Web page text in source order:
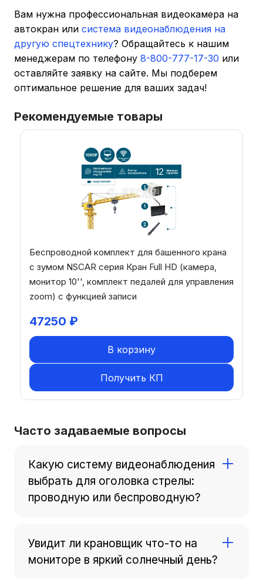
Вам нужна профессиональная видеокамера на
автокран или система видеонаблюдения на
другую спецтехнику? Обращайтесь к нашим
менеджерам по телефону 8-800-777-17-30 или
оставляйте заявку на сайте. Мы подберем
оптимальное решение для ваших задач!
Рекомендуемые товары
Беспроводной комплект для башенного крана
с зумом NSCAR серия Кран Full HD (камера,
монитор 10'', комплект педалей для управления
zoom) с функцией записи
47250 ₽
В корзину
Получить КП
Часто задаваемые вопросы
Какую систему видеонаблюдения
выбрать для оголовка стрелы:
проводную или беспроводную?
беспроводной камерой. Она не требует
протяжки проводов, которые могут порваться
при выдвижении стрелы автокрана.
Увидит ли крановщик что-то на
мониторе в яркий солнечный день?